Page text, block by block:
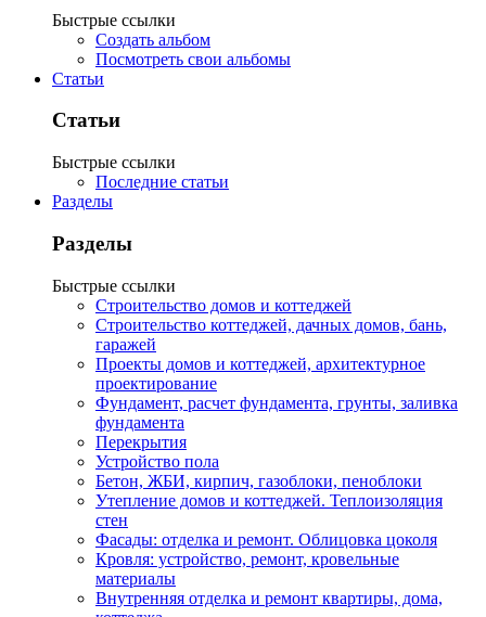
Быстрые ссылки
Создать альбом
Посмотреть свои альбомы
Статьи
Статьи
Быстрые ссылки
Последние статьи
Разделы
Разделы
Быстрые ссылки
Строительство домов и коттеджей
Строительство коттеджей, дачных домов, бань,
гаражей
Проекты домов и коттеджей, архитектурное
проектирование
Фундамент, расчет фундамента, грунты, заливка
фундамента
Перекрытия
Устройство пола
Бетон, ЖБИ, кирпич, газоблоки, пеноблоки
Утепление домов и коттеджей. Теплоизоляция
стен
Фасады: отделка и ремонт. Облицовка цоколя
Кровля: устройство, ремонт, кровельные
материалы
Внутренняя отделка и ремонт квартиры, дома,